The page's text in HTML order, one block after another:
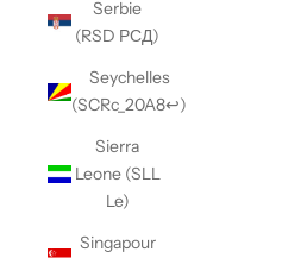
Serbie
(RSD РСД)
Seychelles
(SCRc_20A8↩)
Sierra
Leone (SLL
Le)
Singapour